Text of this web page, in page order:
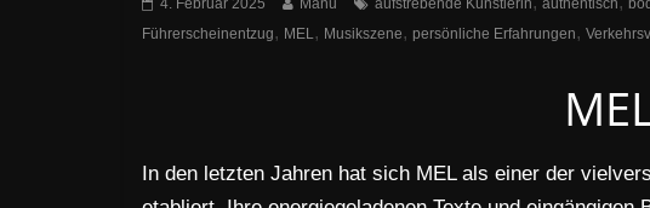
4. Februar 2025 Manu aufstrebende Künstlerin authentisch
Führerscheinentzug, MEL, Musikszene, persönliche Erfahrungen,
In den letzten Jahren hat sich MEL als einer der